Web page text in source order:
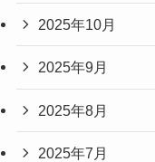
2025年10月
2025年9月
2025年8月
2025年7月